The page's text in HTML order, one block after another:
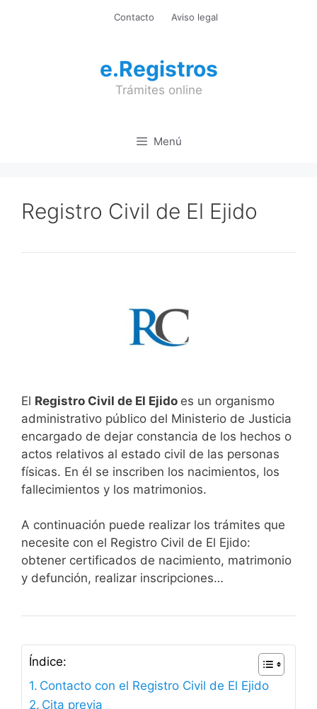
Contacto Aviso legal
e.Registros
Trámites online
Menú
Registro Civil de El Ejido
El Registro Civil de El Ejido es un organismo
administrativo público del Ministerio de Justicia
encargado de dejar constancia de los hechos o
actos relativos al estado civil de las personas
físicas. En él se inscriben los nacimientos, los
fallecimientos y los matrimonios.
A continuación puede realizar los trámites que
necesite con el Registro Civil de El Ejido:
obtener certificados de nacimiento, matrimonio
y defunción, realizar inscripciones…
Índice:
Contacto con el Registro Civil de El Ejido
Cita previa